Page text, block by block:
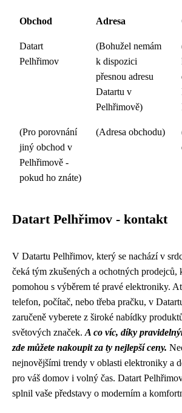
Obchod Adresa
Datart
Pelhřimov
(Bohužel nemám
k dispozici
přesnou adresu
Datartu v
Pelhřimově)
(Pro porovnání
jiný obchod v
Pelhřimově -
pokud ho znáte)
(Adresa obchodu)
Datart Pelhřimov - kontakt
V Datartu Pelhřimov, který se nachází v
čeká tým zkušených a ochotných prodejců,
pomohou s výběrem té pravé elektroniky.
telefon, počítač, nebo třeba pračku, v
zaručeně vyberete z široké nabídky
světových značek. A co víc, díky
zde můžete nakoupit za ty nejlepší ceny.
nejnovějšími trendy v oblasti elektroniky a
pro váš domov i volný čas. Datart
splnil vaše představy o moderním a